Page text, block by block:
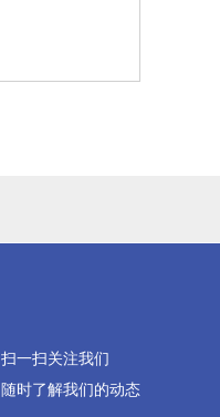
扫一扫关注我们
随时了解我们的动态